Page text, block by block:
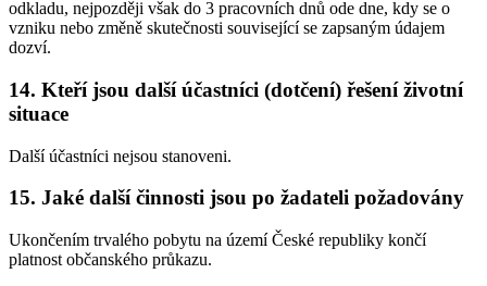
odkladu, nejpozději však do 3 pracovních dnů ode dne, kdy se o
vzniku nebo změně skutečnosti související se zapsaným údajem
dozví.
14. Kteří jsou další účastníci (dotčení) řešení životní
situace
Další účastníci nejsou stanoveni.
15. Jaké další činnosti jsou po žadateli požadovány
Ukončením trvalého pobytu na území České republiky končí
platnost občanského průkazu.